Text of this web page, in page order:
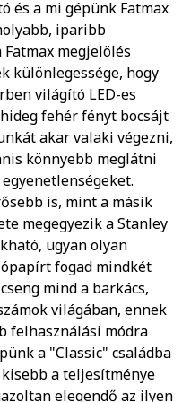
és a mi gépünk Fatmax
iparibb
megjelölés
különlegessége, hogy
világító LED-es
fehér fényt bocsájt
akar valaki végezni,
könnyebb meglátni
is, mint a másik
megegyezik a Stanley
ugyan olyan
fogad mindkét
mind a barkács,
világában, ennek
felhasználási módra
a "Classic" családba
a teljesítménye
elegendő az ilyen